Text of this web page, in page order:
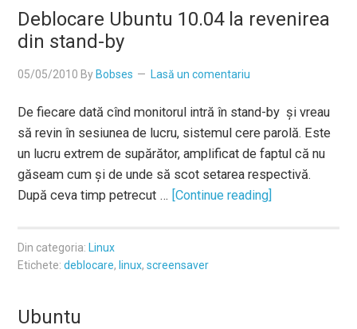
Deblocare Ubuntu 10.04 la revenirea
din stand-by
05/05/2010 By Bobses Lasă un comentariu
De fiecare dată cînd monitorul intră în stand-by și vreau
să revin în sesiunea de lucru, sistemul cere parolă. Este
un lucru extrem de supărător, amplificat de faptul că nu
găseam cum și de unde să scot setarea respectivă.
După ceva timp petrecut … [Continue reading]
Din categoria: Linux
Etichete:deblocare, linux,screensaver
Ubuntu